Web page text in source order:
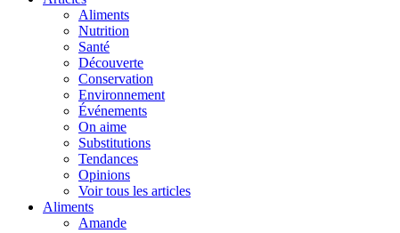
Aliments
Nutrition
Santé
Découverte
Conservation
Environnement
Événements
On aime
Substitutions
Tendances
Opinions
Voir tous les articles
Aliments
Amande